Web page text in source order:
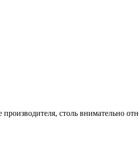
столь внимательно